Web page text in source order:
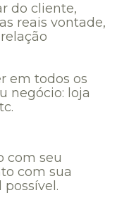
do cliente,
reais vontade,
em todos os
negócio: loja
com seu
com sua